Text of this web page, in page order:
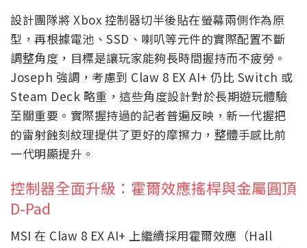
設計團隊將 Xbox 控制器切半後貼在螢幕兩側作為原
型，再根據電池、SSD、喇叭等元件的實際配置不斷
調整角度，目標是讓玩家能夠長時間握持而不疲勞。
Joseph 強調，考慮到 Claw 8 EX AI+ 仍比 Switch 或
Steam Deck 略重，這些角度設計對於長期遊玩體驗
至關重要。實際握持過的記者普遍反映，新一代握把
的雷射蝕刻紋理提供了更好的摩擦力，整體手感比前
一代明顯提升。
控制器全面升級：霍爾效應搖桿與金屬圓頂
D-Pad
MSI 在 Claw 8 EX AI+ 上繼續採用霍爾效應（Hall